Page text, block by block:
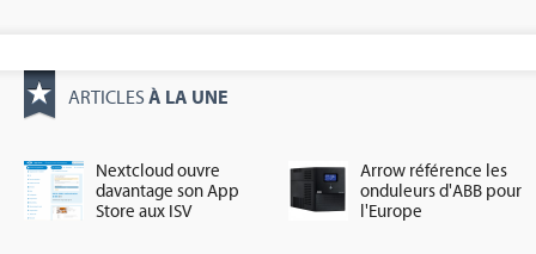
ARTICLES À LA UNE
Nextcloud ouvre
davantage son App
Store aux ISV
Arrow référence les
onduleurs d'ABB pour
l'Europe